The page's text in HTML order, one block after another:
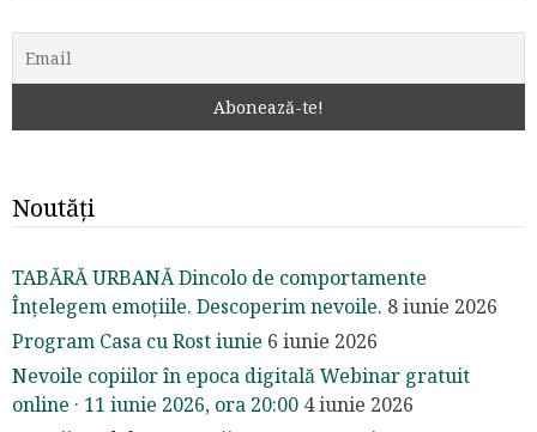
Noutăți
TABĂRĂ URBANĂ Dincolo de comportamente
Înțelegem emoțiile. Descoperim nevoile. 8 iunie 2026
Program Casa cu Rost iunie 6 iunie 2026
Nevoile copiilor în epoca digitală Webinar gratuit
online · 11 iunie 2026, ora 20:00 4 iunie 2026